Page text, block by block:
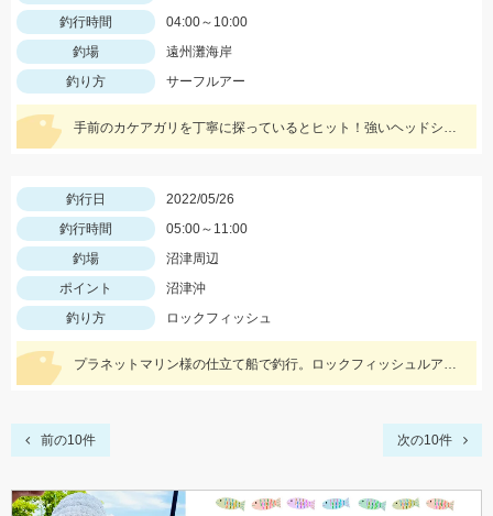
釣行時間
04:00～10:00
釣場
遠州灘海岸
釣り方
サーフルアー
手前のカケアガリを丁寧に探っているとヒット！強いヘッドシェイクがたまりません！
釣行日
2022/05/26
釣行時間
05:00～11:00
釣場
沼津周辺
ポイント
沼津沖
釣り方
ロックフィッシュ
プラネットマリン様の仕立て船で釣行。ロックフィッシュルアー以外にもテンヤやジグ、キャスティングなどその場に応じて色々な釣りが出来ました。
前の10件 次の10件